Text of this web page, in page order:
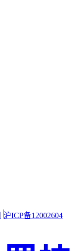
沪ICP备12002604